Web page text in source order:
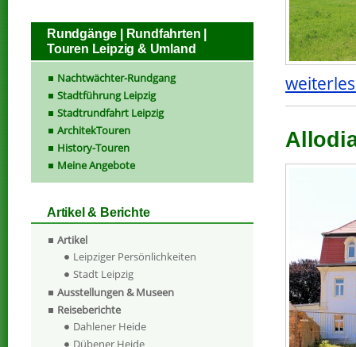
Rundgänge | Rundfahrten |
Touren Leipzig & Umland
Nachtwächter-Rundgang
Stadtführung Leipzig
Stadtrundfahrt Leipzig
ArchitekTouren
History-Touren
Meine Angebote
Artikel & Berichte
Artikel
Leipziger Persönlichkeiten
Stadt Leipzig
Ausstellungen & Museen
Reiseberichte
Dahlener Heide
Dübener Heide